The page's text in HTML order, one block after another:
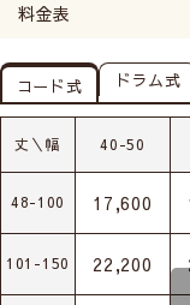
料金表
コード式 ドラム式
丈＼幅 40-50
48-100 17,600
101-150 22,200